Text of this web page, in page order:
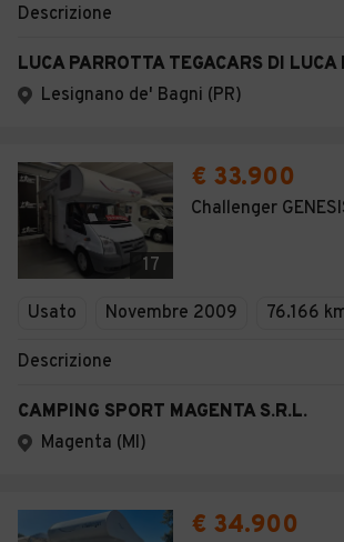
Descrizione
LUCA PARROTTA TEGACARS DI LUCA
Lesignano de' Bagni (PR)
17
€ 33.900
Challenger
Usato Novembre 2009 76.166
Descrizione
CAMPING SPORT MAGENTA S.R.L.
Magenta (MI)
€ 34.900